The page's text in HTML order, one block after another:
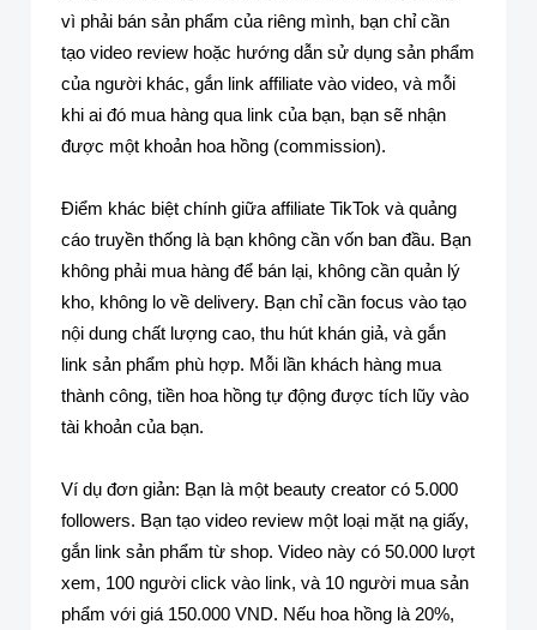
vì phải bán sản phẩm của riêng mình, bạn chỉ cần
tạo video review hoặc hướng dẫn sử dụng sản phẩm
của người khác, gắn link affiliate vào video, và mỗi
khi ai đó mua hàng qua link của bạn, bạn sẽ nhận
được một khoản hoa hồng (commission).
Điểm khác biệt chính giữa affiliate TikTok và quảng
cáo truyền thống là bạn không cần vốn ban đầu. Bạn
không phải mua hàng để bán lại, không cần quản lý
kho, không lo về delivery. Bạn chỉ cần focus vào tạo
nội dung chất lượng cao, thu hút khán giả, và gắn
link sản phẩm phù hợp. Mỗi lần khách hàng mua
thành công, tiền hoa hồng tự động được tích lũy vào
tài khoản của bạn.
Ví dụ đơn giản: Bạn là một beauty creator có 5.000
followers. Bạn tạo video review một loại mặt nạ giấy,
gắn link sản phẩm từ shop. Video này có 50.000 lượt
xem, 100 người click vào link, và 10 người mua sản
phẩm với giá 150.000 VND. Nếu hoa hồng là 20%,